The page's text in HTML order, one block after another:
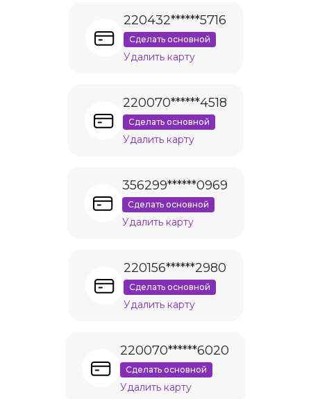
220432******5716
Сделать основной
Удалить карту
220070******4518
Сделать основной
Удалить карту
356299******0969
Сделать основной
Удалить карту
220156******2980
Сделать основной
Удалить карту
220070******6020
Сделать основной
Удалить карту